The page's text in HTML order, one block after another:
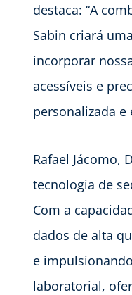
destaca: “A
Sabin criará
incorporar
acessíveis e
personalizada e
Rafael Jácomo,
tecnologia de
Com a
dados de alta
e
laboratorial,